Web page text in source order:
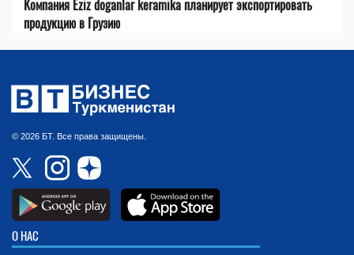
Компания Eziz doganlar keramika планирует экспортировать
продукцию в Грузию
© 2026 БТ. Все права защищены.
О НАС